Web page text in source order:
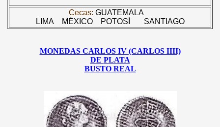
Cecas: GUATEMALA
LIMA
MÉXICO POTOSÍ SANTIAGO
MONEDAS CARLOS IV (CARLOS IIII)
DE PLATA
BUSTO REAL